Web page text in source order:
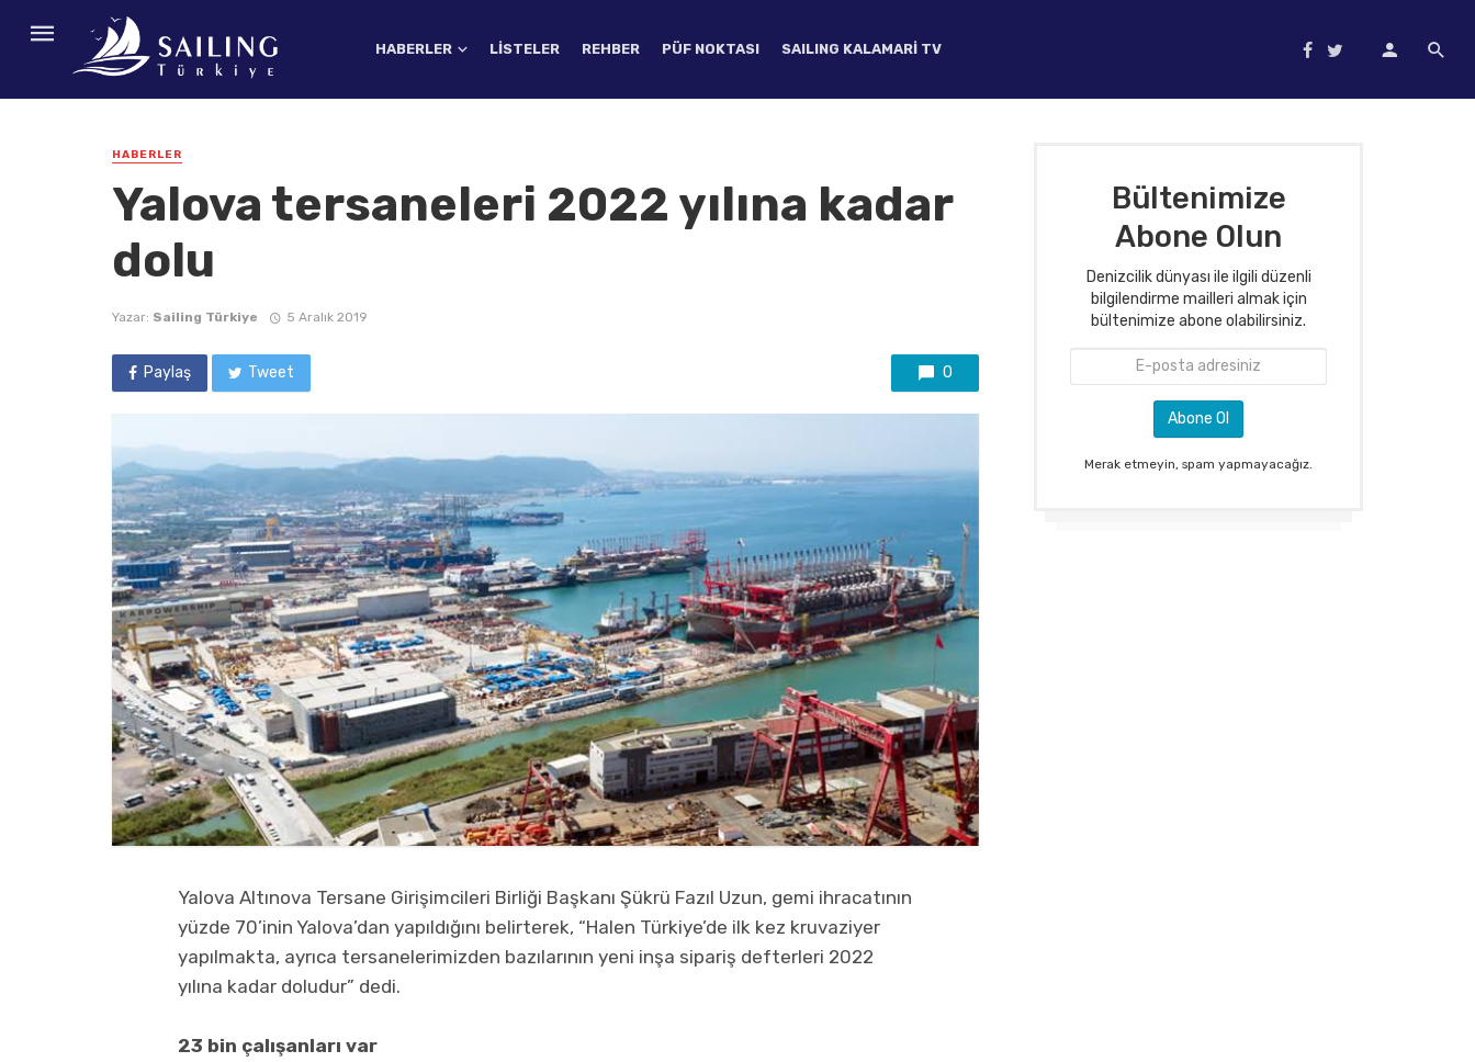
HABERLER LISTELER REHBER PÜF NOKTASI SAILING KALAMARI TV
HABERLER
Yalova tersaneleri 2022 yılına kadar
dolu
Yazar: Sailing Türkiye 5 Aralık 2019
Paylaş Tweet 0
Yalova Altınova Tersane Girişimcileri Birliği Başkanı Şükrü Fazıl Uzun, gemi ihracatının
yüzde 70’inin Yalova’dan yapıldığını belirterek, “Halen Türkiye’de ilk kez kruvaziyer
yapılmakta, ayrıca tersanelerimizden bazılarının yeni inşa sipariş defterleri 2022
yılına kadar doludur” dedi.
23 bin çalışanları var
Bültenimize
Abone Olun
Denizcilik dünyası ile ilgili düzenli
bilgilendirme mailleri almak için
bültenimize abone olabilirsiniz.
Merak etmeyin, spam yapmayacağız.